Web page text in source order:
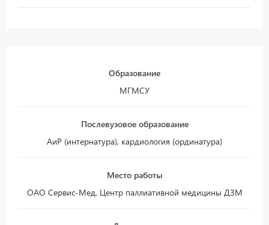
Образование
МГМСУ
Послевузовое образование
АиР (интернатура), кардиология (ординатура)
Место работы
ОАО Сервис-Мед, Центр паллиативной медицины ДЗМ